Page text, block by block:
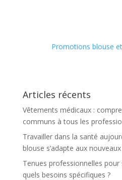
Promotions blouse
Articles récents
Vêtements médicaux :
communs à tous les
Travailler dans la santé
blouse s’adapte aux
Tenues professionnelles
quels besoins spécifiques ?